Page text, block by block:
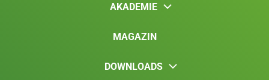
AKADEMIE
MAGAZIN
DOWNLOADS